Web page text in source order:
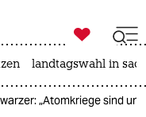

taz zahl ich
landtagswahl in
„Atomkriege sind